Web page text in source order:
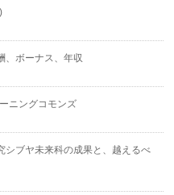
ボーナス、年収
ニングコモンズ
シブヤ未来科の成果と、越えるべ